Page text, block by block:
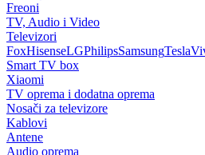
Freoni
TV, Audio i Video
Televizori
FoxHisenseLGPhilipsSamsungTesla
Smart TV box
Xiaomi
TV oprema i dodatna oprema
Nosači za televizore
Kablovi
Antene
Audio oprema